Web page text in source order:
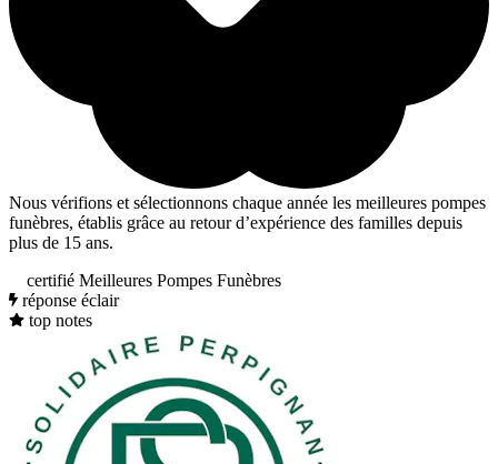
Nous vérifions et sélectionnons chaque année les meilleures pompes
funèbres, établis grâce au retour d’expérience des familles depuis
plus de 15 ans.
certifié Meilleures Pompes Funèbres
réponse éclair
top notes